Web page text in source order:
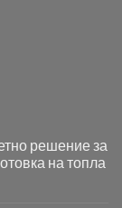
решение за
на топла